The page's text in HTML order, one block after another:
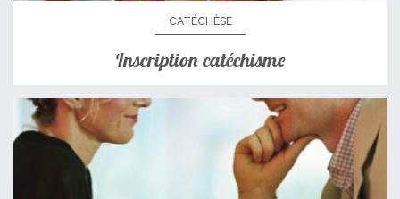
CATÉCHÈSE
Inscription catéchisme